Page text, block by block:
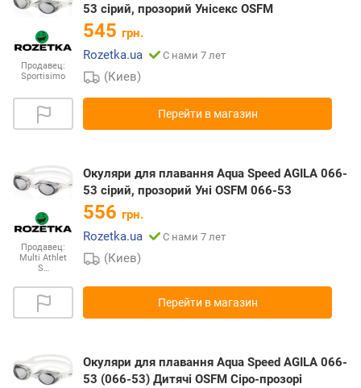
Продавец:
Sportisimo
53 сірий, прозорий Унісекс OSFM
545 грн.
Rozetka.ua
С нами 7 лет
(Киев)
Перейти в магазин
Продавец:
Multi Athlet
S…
Окуляри для плавання Aqua Speed AGILA 066-
53 сірий, прозорий Уні OSFM 066-53
556 грн.
Rozetka.ua
С нами 7 лет
(Киев)
Перейти в магазин
Окуляри для плавання Aqua Speed AGILA 066-
53 (066-53) Дитячі OSFM Сіро-прозорі